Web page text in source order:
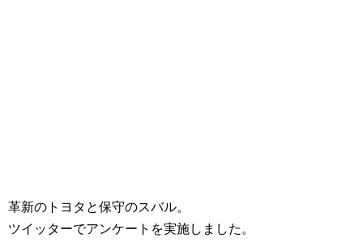
革新のトヨタと保守のスバル。
ツイッターでアンケートを実施しました。